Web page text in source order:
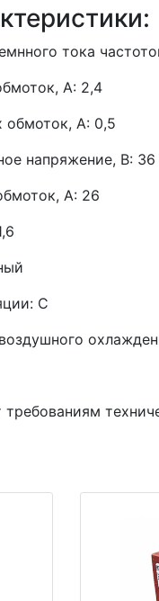
тока
А: 2,4
обмоток, А: 0,5
напряжение, В: 36
А: 26
С
требованиям